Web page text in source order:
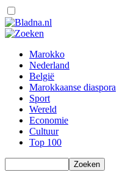
Marokko
Nederland
België
Marokkaanse diaspora
Sport
Wereld
Economie
Cultuur
Top 100